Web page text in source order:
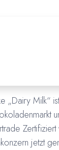
„Dairy Milk“
jetzt